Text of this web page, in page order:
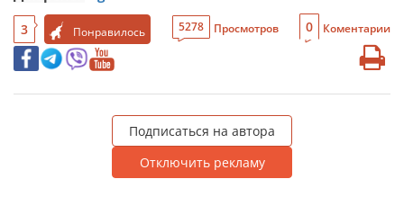
3 Понравилось 5278 Просмотров 0 Коментарии
Подписаться на автора
Отключить рекламу